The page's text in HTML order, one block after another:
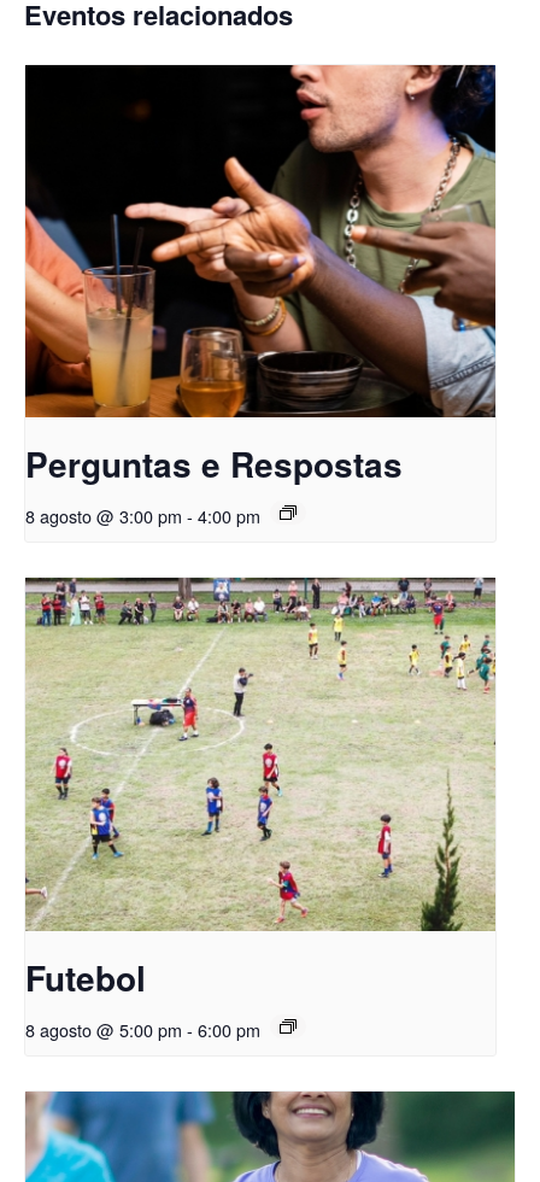
Eventos relacionados
Perguntas e Respostas
8 agosto @ 3:00 pm - 4:00 pm
Futebol
8 agosto @ 5:00 pm - 6:00 pm